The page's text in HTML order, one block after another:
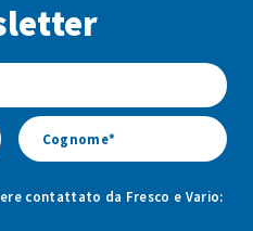
di
di
contattato da Fresco e Vario: